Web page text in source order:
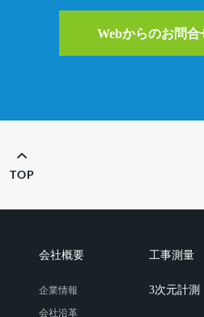
Webからのお問合
TOP
会社概要
企業情報
会社沿革
工事測量
3次元計測